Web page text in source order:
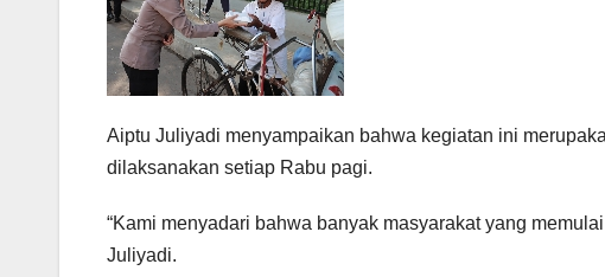
Aiptu Juliyadi menyampaikan bahwa kegiatan ini
dilaksanakan setiap Rabu pagi.
“Kami menyadari bahwa banyak masyarakat yang
Juliyadi.